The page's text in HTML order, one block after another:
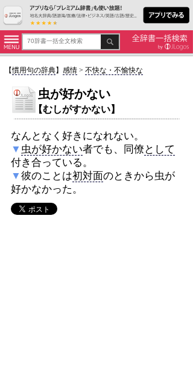
【慣用句の辞典】 感情> 不快な・不愉快な
虫が好かない
【むしがすかない】
なんとなく好きになれない。
▼ 虫が好かない者でも、同僚 として
付き合っている。
▼ 彼のことは初対面のときから虫が
好かなかった。